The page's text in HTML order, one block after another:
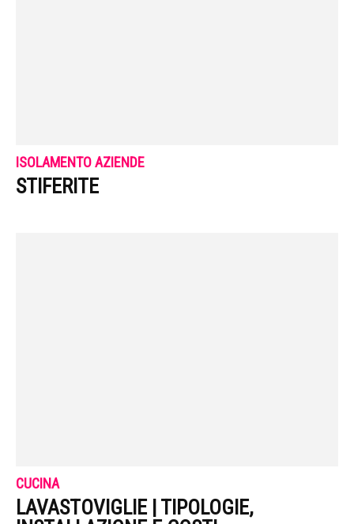
ISOLAMENTO AZIENDE
STIFERITE
CUCINA
LAVASTOVIGLIE | TIPOLOGIE,